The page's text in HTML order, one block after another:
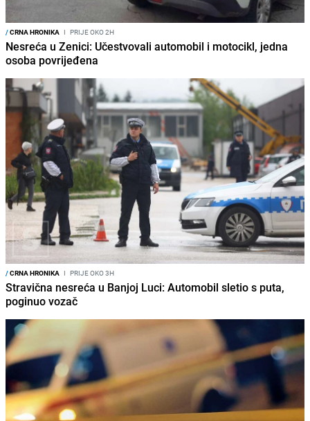
/CRNA HRONIKA I PRIJE OKO 2H
Nesreća u Zenici: Učestvovali automobil i motocikl, jedna
osoba povrijeđena
/CRNA HRONIKA I PRIJE OKO 3H
Stravična nesreća u Banjoj Luci: Automobil sletio s puta,
poginuo vozač